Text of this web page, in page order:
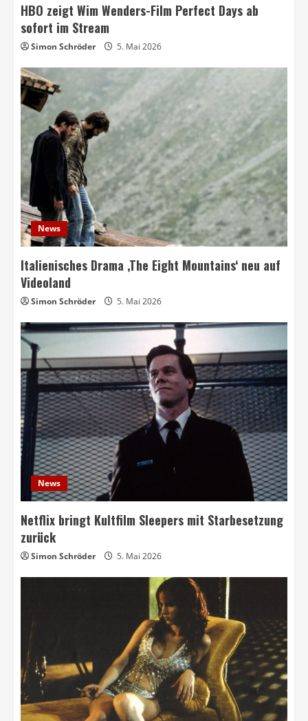
HBO zeigt Wim Wenders-Film Perfect Days ab
sofort im Stream
Simon Schröder 5. Mai 2026
News
Italienisches Drama ‚The Eight Mountains‘ neu auf
Videoland
Simon Schröder 5. Mai 2026
News
Netflix bringt Kultfilm Sleepers mit Starbesetzung
zurück
Simon Schröder 5. Mai 2026